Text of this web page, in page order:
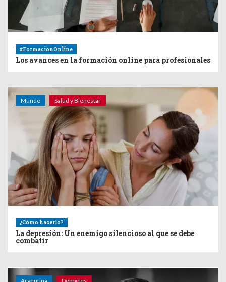
#FormacionOnline
Los avances en la formación online para profesionales
Mundo Salud y Bienestar
¿Cómo hacerlo?
La depresión: Un enemigo silencioso al que se debe
combatir